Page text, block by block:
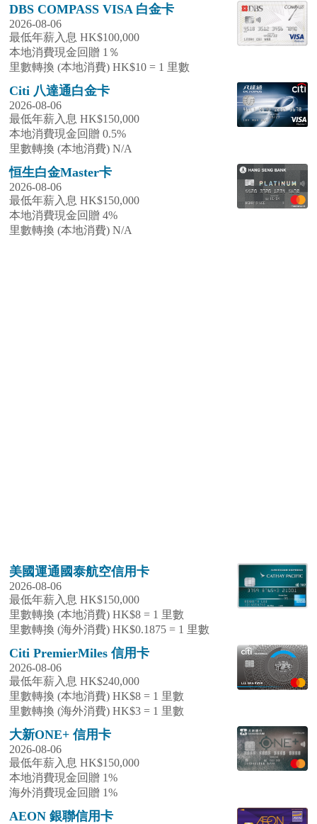
DBS COMPASS VISA 白金卡
2026-08-06
最低年薪入息 HK$100,000
本地消費現金回贈 1％
里數轉換 (本地消費) HK$10 = 1 里數
Citi 八達通白金卡
2026-08-06
最低年薪入息 HK$150,000
本地消費現金回贈 0.5%
里數轉換 (本地消費) N/A
恒生白金Master卡
2026-08-06
最低年薪入息 HK$150,000
本地消費現金回贈 4%
里數轉換 (本地消費) N/A
美國運通國泰航空信用卡
2026-08-06
最低年薪入息 HK$150,000
里數轉換 (本地消費) HK$8 = 1 里數
里數轉換 (海外消費) HK$0.1875 = 1 里數
Citi PremierMiles 信用卡
2026-08-06
最低年薪入息 HK$240,000
里數轉換 (本地消費) HK$8 = 1 里數
里數轉換 (海外消費) HK$3 = 1 里數
大新ONE+ 信用卡
2026-08-06
最低年薪入息 HK$150,000
本地消費現金回贈 1%
海外消費現金回贈 1%
AEON 銀聯信用卡